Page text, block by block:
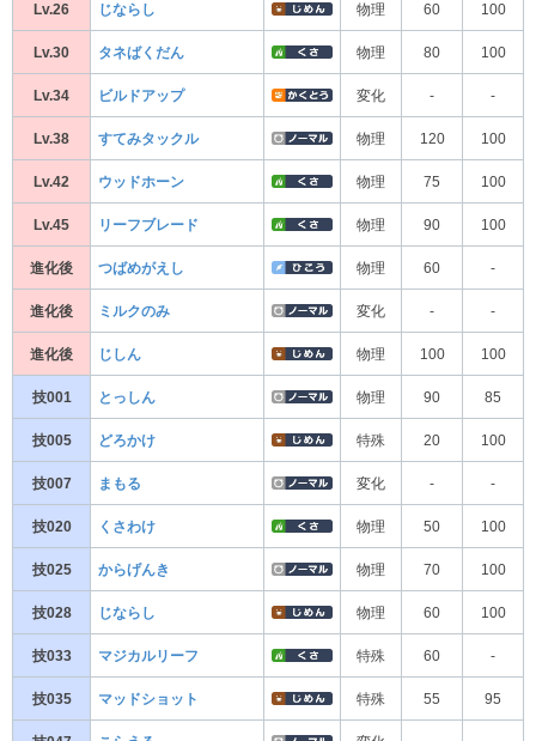
Lv.26 じならし 物理 60 100
Lv.30 タネばくだん 物理 80 100
Lv.34 ビルドアップ 変化 - -
Lv.38 すてみタックル 物理 120 100
Lv.42 ウッドホーン 物理 75 100
Lv.45 リーフブレード 物理 90 100
進化後 つばめがえし 物理 60 -
進化後 ミルクのみ 変化 - -
進化後 じしん 物理 100 100
技001 とっしん 物理 90 85
技005 どろかけ 特殊 20 100
技007 まもる 変化 - -
技020 くさわけ 物理 50 100
技025 からげんき 物理 70 100
技028 じならし 物理 60 100
技033 マジカルリーフ 特殊 60 -
技035 マッドショット 特殊 55 95